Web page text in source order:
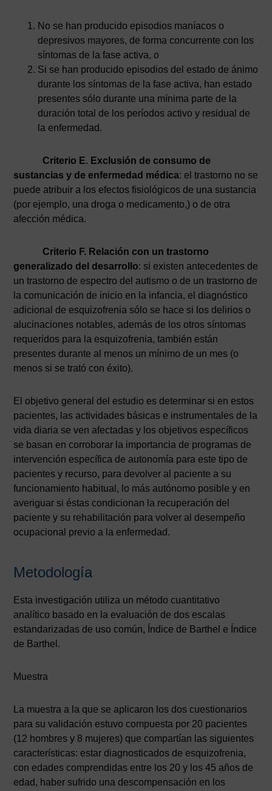
No se han producido episodios maníacos o
depresivos mayores, de forma concurrente con los
síntomas de la fase activa, o
Si se han producido episodios del estado de ánimo
durante los síntomas de la fase activa, han estado
presentes sólo durante una mínima parte de la
duración total de los períodos activo y residual de
la enfermedad.
Criterio E. Exclusión de consumo de
sustancias y de enfermedad médica: el trastorno no se
puede atribuir a los efectos fisiológicos de una sustancia
(por ejemplo, una droga o medicamento,) o de otra
afección médica.
Criterio F. Relación con un trastorno
generalizado del desarrollo: si existen antecedentes de
un trastorno de espectro del autismo o de un trastorno de
la comunicación de inicio en la infancia, el diagnóstico
adicional de esquizofrenia sólo se hace si los delirios o
alucinaciones notables, además de los otros síntomas
requeridos para la esquizofrenia, también están
presentes durante al menos un mínimo de un mes (o
menos si se trató con éxito).
El objetivo general del estudio es determinar si en estos
pacientes, las actividades básicas e instrumentales de la
vida diaria se ven afectadas y los objetivos específicos
se basan en corroborar la importancia de programas de
intervención específica de autonomía para este tipo de
pacientes y recurso, para devolver al paciente a su
funcionamiento habitual, lo más autónomo posible y en
averiguar si éstas condicionan la recuperación del
paciente y su rehabilitación para volver al desempeño
ocupacional previo a la enfermedad.
Metodología
Esta investigación utiliza un método cuantitativo
analítico basado en la evaluación de dos escalas
estandarizadas de uso común, Índice de Barthel e Índice
de Barthel.
Muestra
La muestra a la que se aplicaron los dos cuestionarios
para su validación estuvo compuesta por 20 pacientes
(12 hombres y 8 mujeres) que compartían las siguientes
características: estar diagnosticados de esquizofrenia,
con edades comprendidas entre los 20 y los 45 años de
edad, haber sufrido una descompensación en los